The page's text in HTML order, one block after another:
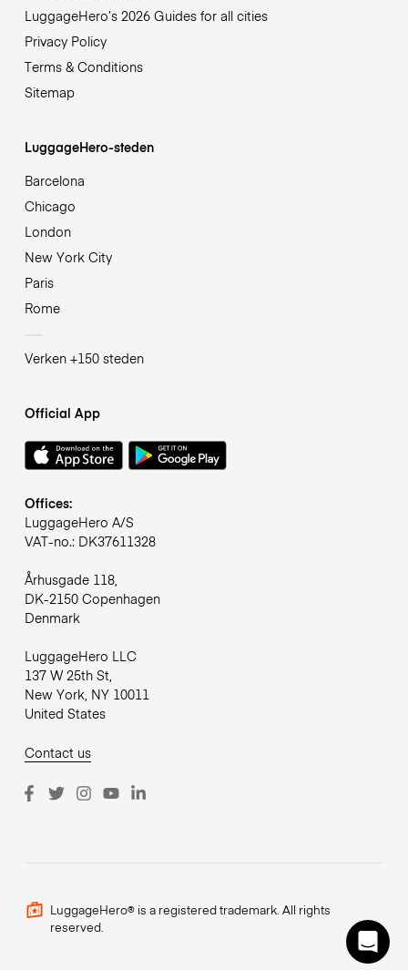
LuggageHero’s 2026 Guides for all cities
Privacy Policy
Terms & Conditions
Sitemap
LuggageHero-steden
Barcelona
Chicago
London
New York City
Paris
Rome
Verken +150 steden
Official App
Offices:
LuggageHero A/S
VAT-no.: DK37611328
Århusgade 118,
DK-2150 Copenhagen
Denmark
LuggageHero LLC
137 W 25th St,
New York, NY 10011
United States
Contact us
LuggageHero® is a registered trademark. All rights
reserved.